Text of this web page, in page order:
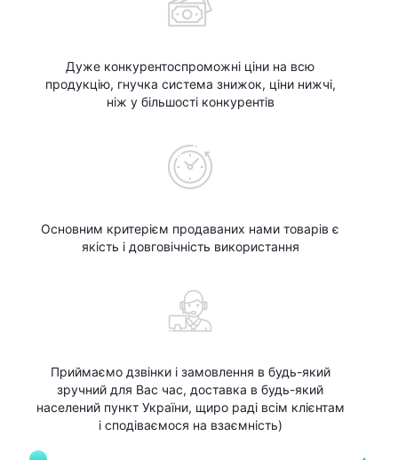
Дуже конкурентоспроможні ціни на всю
продукцію, гнучка система знижок, ціни нижчі,
ніж у більшості конкурентів
Основним критерієм продаваних нами товарів є
якість і довговічність використання
Приймаємо дзвінки і замовлення в будь-який
зручний для Вас час, доставка в будь-який
населений пункт України, щиро раді всім клієнтам
і сподіваємося на взаємність)